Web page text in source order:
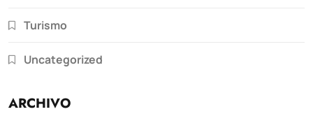
Turismo
Uncategorized
ARCHIVO